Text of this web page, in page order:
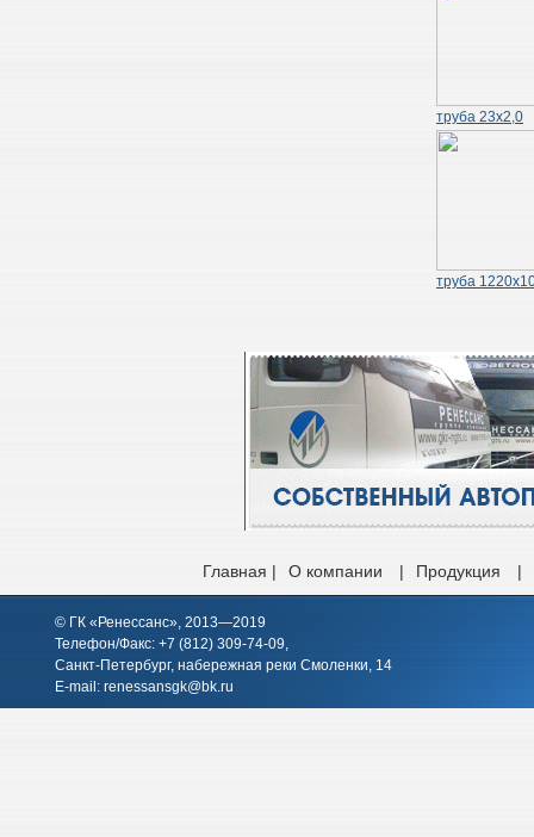
труба 23х2,0
труба
Главная | О компании | Продукция |
© ГК «Ренессанс», 2013—2019
Телефон/Факс: +7 (812) 309-74-09,
Санкт-Петербург, набережная реки Смоленки, 14
E-mail: renessansgk@bk.ru